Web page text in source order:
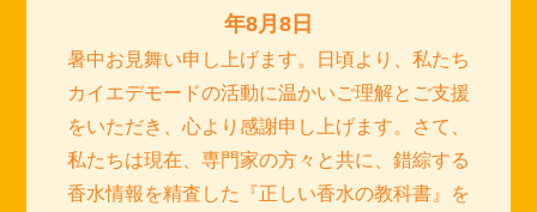
年8月8日
暑中お見舞い申し上げます。日頃より、私たち
カイエデモードの活動に温かいご理解とご支援
をいただき、心より感謝申し上げます。さて、
私たちは現在、専門家の方々と共に、錯綜する
香水情報を精査した『正しい香水の教科書』を